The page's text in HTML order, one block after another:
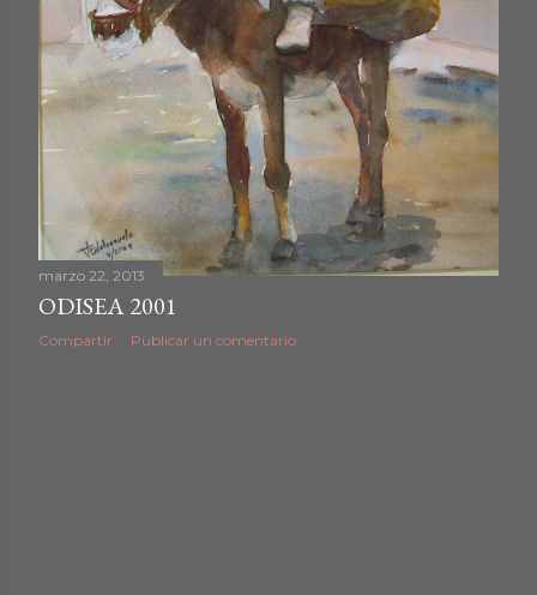
marzo 22, 2013
ODISEA 2001
Compartir Publicar un comentario